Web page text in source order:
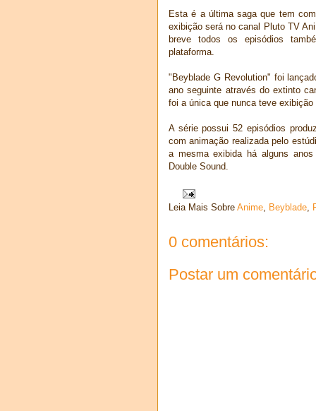
Esta é a última saga que tem
exibição será no canal Pluto TV
breve todos os episódios
plataforma.
"Beyblade G Revolution" foi
ano seguinte através do extinto
foi a única que nunca teve
A série possui 52 episódios
com animação realizada pelo
a mesma exibida há alguns
Double Sound.
Leia Mais Sobre Anime, Beyblade,
0 comentários:
Postar um